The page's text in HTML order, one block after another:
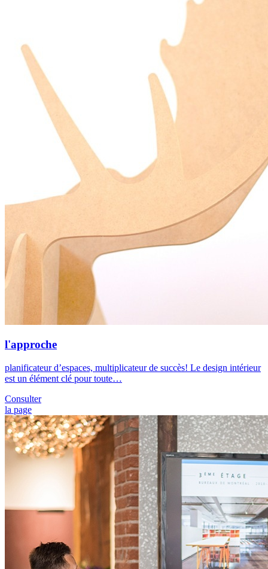
l'approche
planificateur d’espaces, multiplicateur de succès! Le design intérieur
est un élément clé pour toute…
Consulter
la page